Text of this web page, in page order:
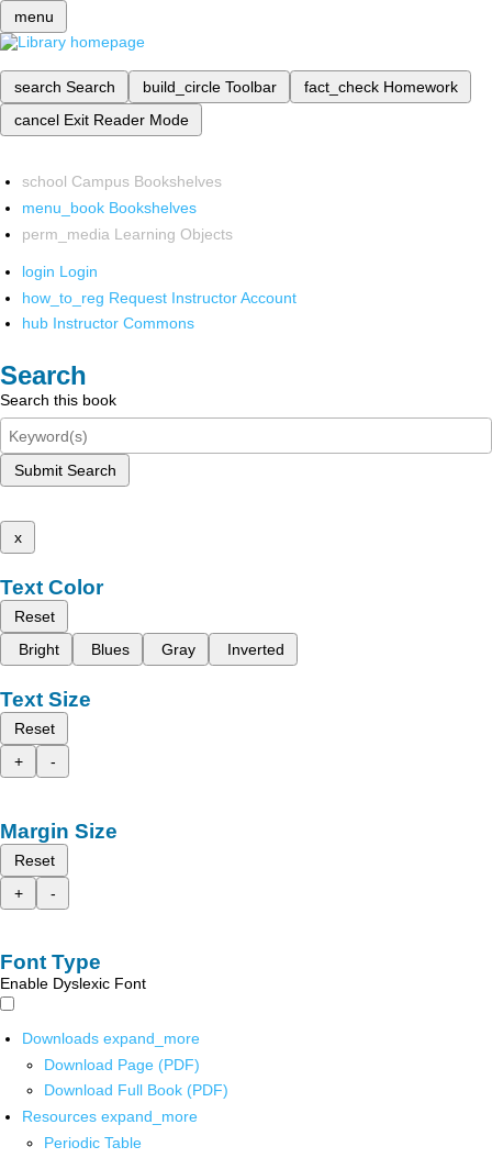
menu
search Search build_circle Toolbar fact_check Homework
cancel Exit Reader Mode
school Campus Bookshelves
menu_book Bookshelves
perm_media Learning Objects
login Login
how_to_reg Request Instructor Account
hub Instructor Commons
Search
Search this book
Submit Search
x
Text Color
Reset
Bright
Blues Gray Inverted
Text Size
Reset
+
-
Margin Size
Reset
+
-
Font Type
Enable Dyslexic Font
Downloads expand_more
Download Page (PDF)
Download Full Book (PDF)
Resources expand_more
Periodic Table